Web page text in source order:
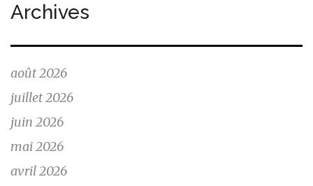
Archives
août 2026
juillet 2026
juin 2026
mai 2026
avril 2026